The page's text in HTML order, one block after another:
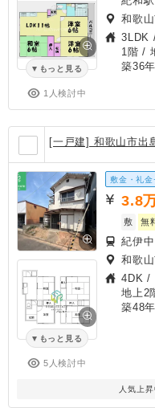
もっと見る
1人検討中
和歌
3LDK
1階 /
築36年
[一戸建] 和歌山市出
もっと見る
5人検討中
敷金・礼金
3.8
敷
無
紀伊
和歌
4DK /
地上2
築48年
人気上